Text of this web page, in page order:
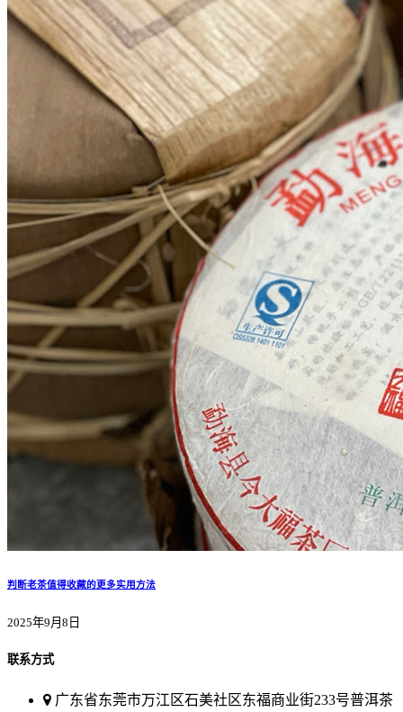
判断老茶值得收藏的更多实用方法
2025年9月8日
联系方式
广东省东莞市万江区石美社区东福商业街233号普洱茶